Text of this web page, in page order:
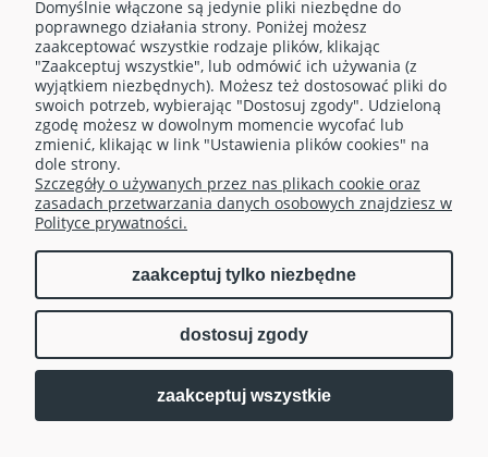
O NAS
OBSŁUGA KLIENTA
TELEFONY
MOJE KONTO
pokaż pełną wersję strony
Sklep internetowy Shoper.pl | Realizacja:Fusion Marketing
Domyślnie włączone są jedynie pliki niezbędne do
poprawnego działania strony. Poniżej możesz
zaakceptować wszystkie rodzaje plików, klikając
"Zaakceptuj wszystkie", lub odmówić ich używania (z
wyjątkiem niezbędnych). Możesz też dostosować pliki do
swoich potrzeb, wybierając "Dostosuj zgody". Udzieloną
zgodę możesz w dowolnym momencie wycofać lub
zmienić, klikając w link "Ustawienia plików cookies" na
dole strony.
Szczegóły o używanych przez nas plikach cookie oraz
zasadach przetwarzania danych osobowych znajdziesz w
Polityce prywatności.
zaakceptuj tylko niezbędne
dostosuj zgody
zaakceptuj wszystkie